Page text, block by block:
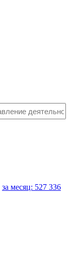
за месяц: 527 336